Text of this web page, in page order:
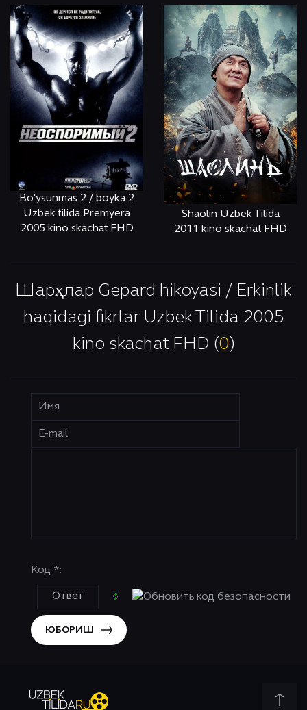
Bo'ysunmas 2 / boyka 2
Uzbek tilida Premyera
2005 kino skachat FHD
Shaolin Uzbek Tilida
2011 kino skachat FHD
Шарҳлар Gepard hikoyasi / Erkinlik
haqidagi fikrlar Uzbek Tilida 2005
kino skachat FHD (0 )
Код *:
ЮБОРИШ